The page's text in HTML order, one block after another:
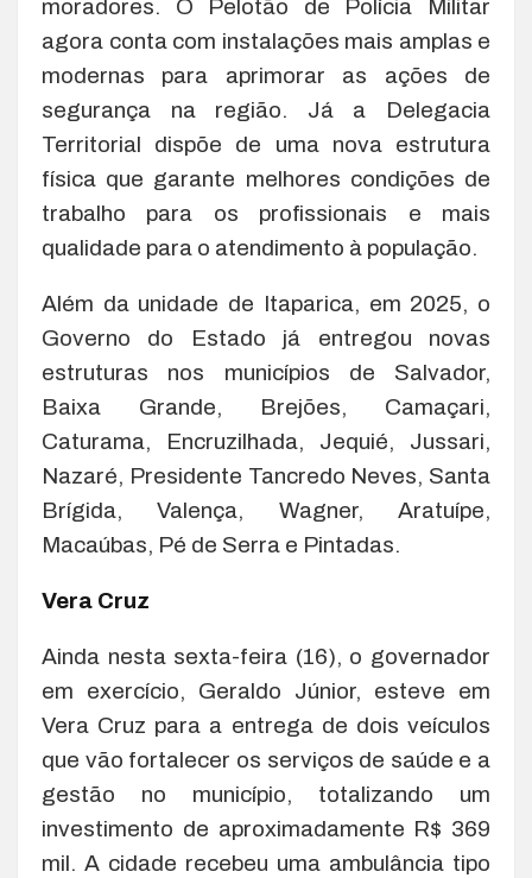
moradores. O Pelotão de Polícia Militar
agora conta com instalações mais amplas e
modernas para aprimorar as ações de
segurança na região. Já a Delegacia
Territorial dispõe de uma nova estrutura
física que garante melhores condições de
trabalho para os profissionais e mais
qualidade para o atendimento à população.
Além da unidade de Itaparica, em 2025, o
Governo do Estado já entregou novas
estruturas nos municípios de Salvador,
Baixa Grande, Brejões, Camaçari,
Caturama, Encruzilhada, Jequié, Jussari,
Nazaré, Presidente Tancredo Neves, Santa
Brígida, Valença, Wagner, Aratuípe,
Macaúbas, Pé de Serra e Pintadas.
Vera Cruz
Ainda nesta sexta-feira (16), o governador
em exercício, Geraldo Júnior, esteve em
Vera Cruz para a entrega de dois veículos
que vão fortalecer os serviços de saúde e a
gestão no município, totalizando um
investimento de aproximadamente R$ 369
mil. A cidade recebeu uma ambulância tipo